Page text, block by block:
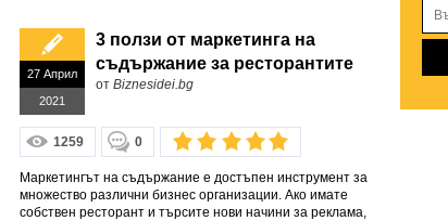
27 Април
2021
3 ползи от маркетинга на
съдържание за ресторантите
от Biznesidei.bg
1259 0
Маркетингът на съдържание е достъпен инструмент за
множество различни бизнес организации. Ако имате
собствен ресторант и търсите нови начини за реклама,